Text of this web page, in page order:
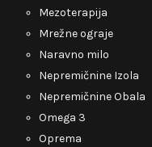
Mezoterapija
Mrežne ograje
Naravno milo
Nepremičnine Izola
Nepremičnine Obala
Omega 3
Oprema